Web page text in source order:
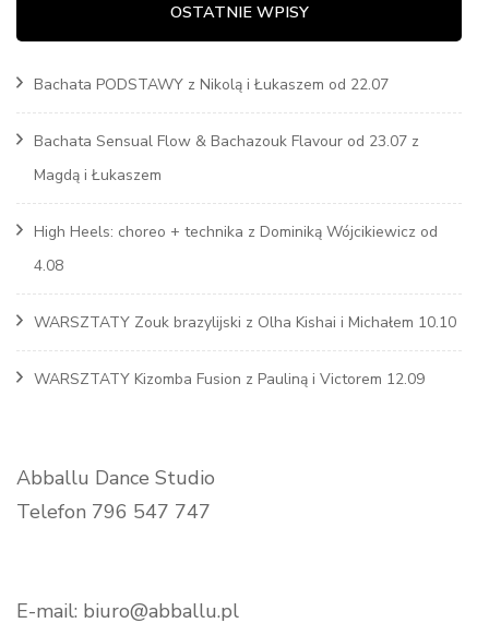
OSTATNIE WPISY
Bachata PODSTAWY z Nikolą i Łukaszem od 22.07
Bachata Sensual Flow & Bachazouk Flavour od 23.07 z
Magdą i Łukaszem
High Heels: choreo + technika z Dominiką Wójcikiewicz od
4.08
WARSZTATY Zouk brazylijski z Olha Kishai i Michałem 10.10
WARSZTATY Kizomba Fusion z Pauliną i Victorem 12.09
Abballu Dance Studio
Telefon 796 547 747
E-mail: biuro@abballu.pl